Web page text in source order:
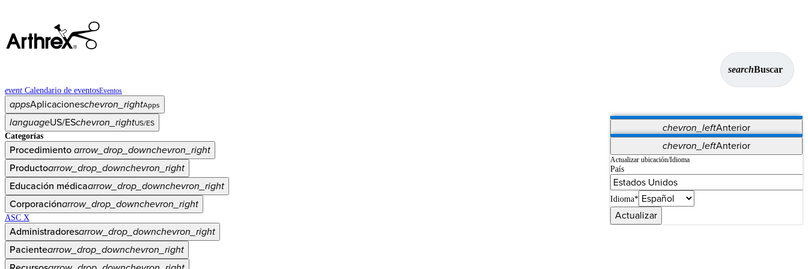
searchBuscar
event Calendario de eventosEventos
appsAplicacioneschevron_rightApps
chevron_leftAnterior
Vet Systems OrthoPedia Patient
Supplier Portal
Synergy Imaging & Resection
languageUS/ESchevron_rightUS/ES
chevron_leftAnterior
Actualizar ubicación/Idioma
País
Idioma*
Actualizar
Categorías
Procedimientoarrow_drop_downchevron_right
Productoarrow_drop_downchevron_right
Educación médicaarrow_drop_downchevron_right
Corporaciónarrow_drop_downchevron_right
ASC X
Administradoresarrow_drop_downchevron_right
Pacientearrow_drop_downchevron_right